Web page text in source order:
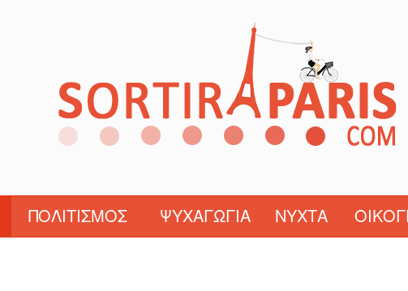
ΠΟΛΙΤΙΣΜΌΣ ΨΥΧΑΓΩΓΊΑ ΝΎΧΤΑ